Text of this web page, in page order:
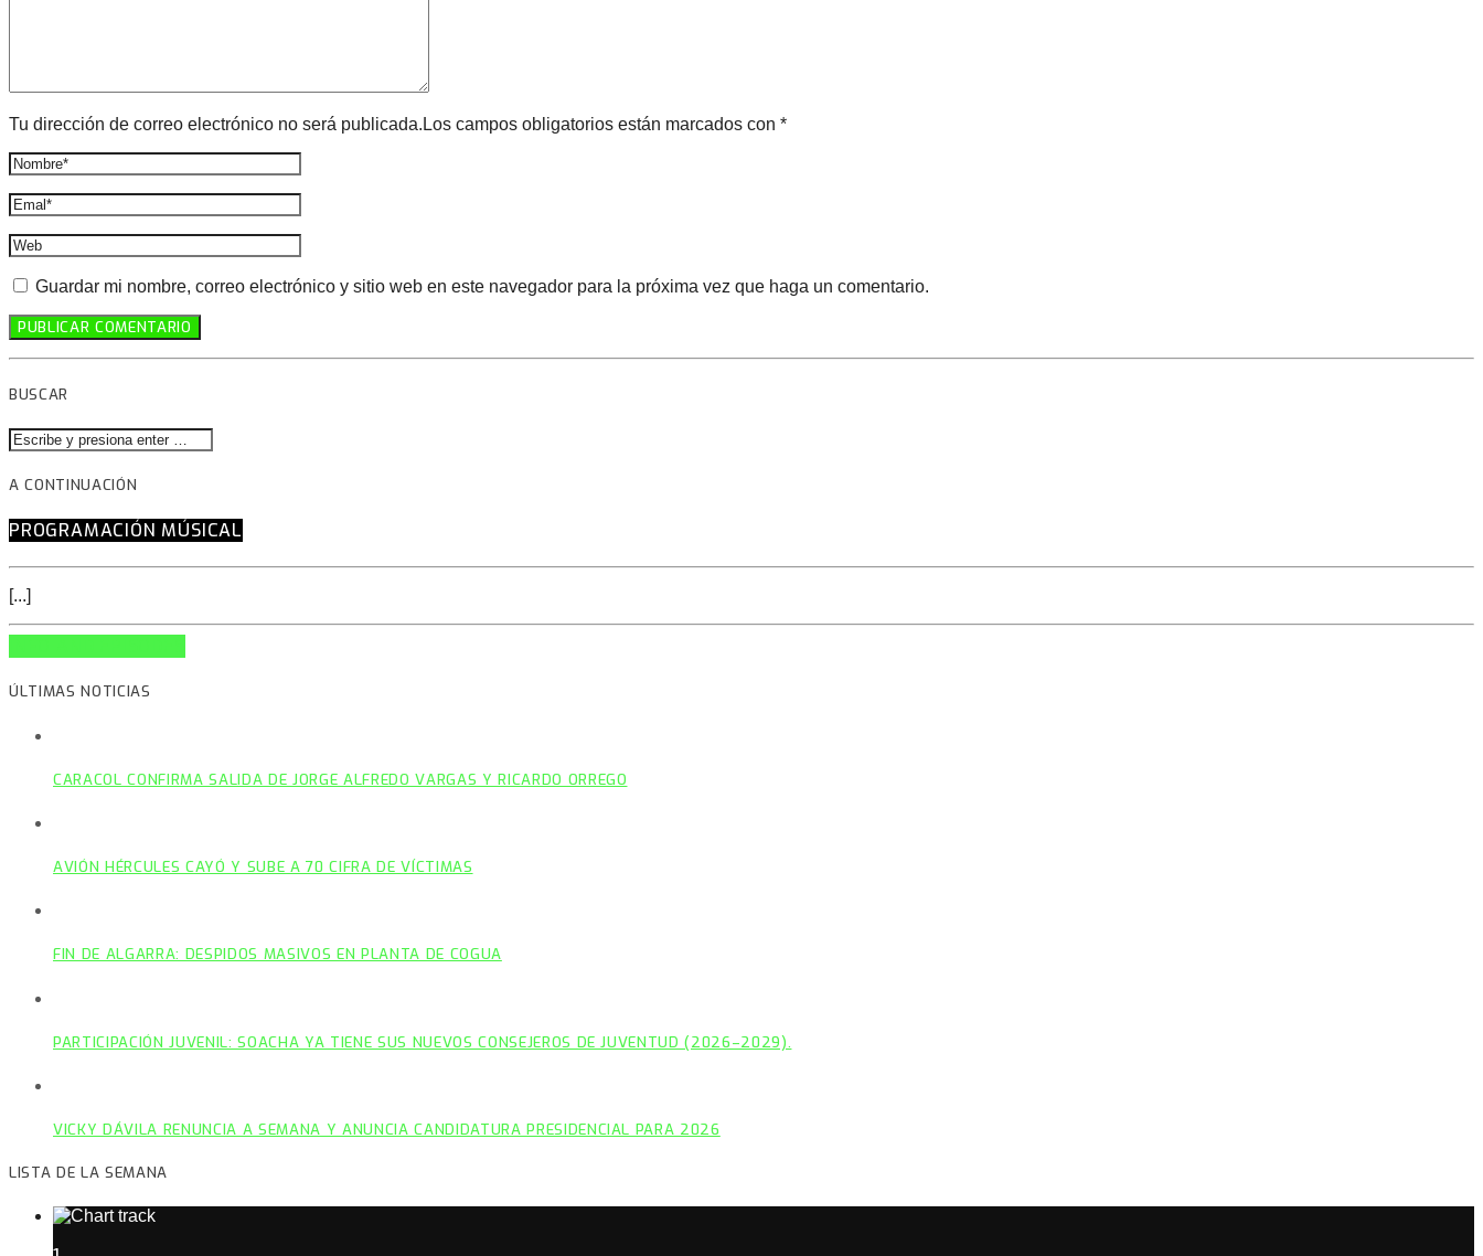
Tu dirección de correo electrónico no será publicada.Los campos obligatorios están marcados con *
Guardar mi nombre, correo electrónico y sitio web en este navegador para la próxima vez que haga un comentario.
BUSCAR
A CONTINUACIÓN
PROGRAMACIÓN MÚSICAL
[...]
ÚLTIMAS NOTICIAS
CARACOL CONFIRMA SALIDA DE JORGE ALFREDO VARGAS Y RICARDO ORREGO
AVIÓN HÉRCULES CAYÓ Y SUBE A 70 CIFRA DE VÍCTIMAS
FIN DE ALGARRA: DESPIDOS MASIVOS EN PLANTA DE COGUA
PARTICIPACIÓN JUVENIL: SOACHA YA TIENE SUS NUEVOS CONSEJEROS DE JUVENTUD (2026–2029).
VICKY DÁVILA RENUNCIA A SEMANA Y ANUNCIA CANDIDATURA PRESIDENCIAL PARA 2026
LISTA DE LA SEMANA